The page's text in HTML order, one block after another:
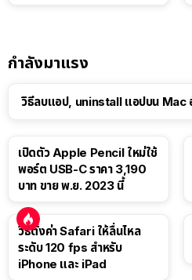
กำลังมาแรง
วิธีลบแอป, uninstall แอปบน Mac
เปิดตัว Apple Pencil ใหม่ใช้
พอร์ต USB-C ราคา 3,190
บาท ขาย พ.ย. 2023 นี้
วิธีตั้งค่า Safari ให้ลื่นไหล
ระดับ 120 fps สำหรับ
iPhone และ iPad